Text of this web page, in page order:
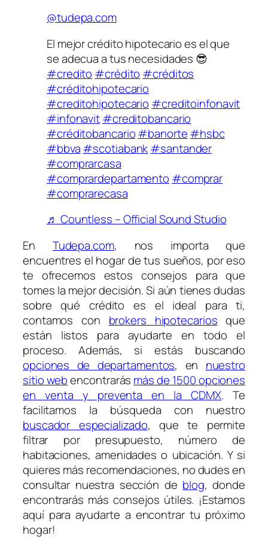
@tudepa.com
El mejor crédito hipotecario es el que
se adecua a tus necesidades 😎
#credito #crédito #créditos
#créditohipotecario
#creditohipotecario #creditoinfonavit
#infonavit#creditobancario
#créditobancario#banorte#hsbc
#bbva#scotiabank#santander
#comprarcasa
#comprardepartamento #comprar
#comprarecasa
♬ Countless – Official Sound Studio
En Tudepa.com, nos importa que
encuentres el hogar de tus sueños, por eso
te ofrecemos estos consejos para que
tomes la mejor decisión. Si aún tienes dudas
sobre qué crédito es el ideal para ti,
contamos con brokers hipotecarios que
están listos para ayudarte en todo el
proceso. Además, si estás buscando
opciones de departamentos, en nuestro
sitio webencontrarás más de 1500 opciones
en venta y preventa en la CDMX. Te
facilitamos la búsqueda con nuestro
buscador especializado, que te permite
filtrar por presupuesto, número de
habitaciones, amenidades o ubicación. Y si
quieres más recomendaciones, no dudes en
consultar nuestra sección de blog, donde
encontrarás más consejos útiles. ¡Estamos
aquí para ayudarte a encontrar tu próximo
hogar!